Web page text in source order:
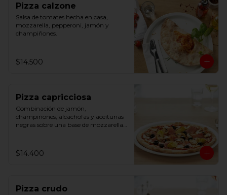
Pizza calzone
Salsa de tomates hecha en casa,
mozzarella, pepperoni, jamón y
champiñones.
$14.500
Pizza capricciosa
Combinación de jamón,
champiñones, alcachofas y aceitunas
negras sobre una base de mozzarella y
$14.400
Pizza crudo